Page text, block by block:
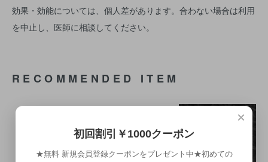
効果・効能については、個人差があります。合わない場合は利用
を中止し、医師に相談してください。
RECOMMENDED ITEM
×
初回割引￥1000クーポン
★無料 新規会員登録クーポンをプレゼント中★初めての